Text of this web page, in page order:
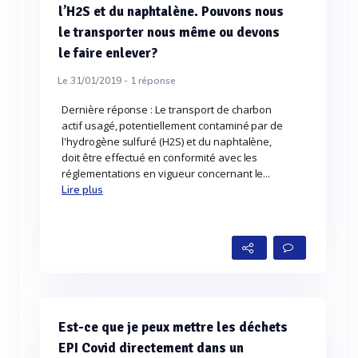
l’H2S et du naphtalène. Pouvons nous
le transporter nous même ou devons
le faire enlever?
Le 31/01/2019 - 1réponse
Dernière réponse : Le transport de charbon
actif usagé, potentiellement contaminé par de
l'hydrogène sulfuré (H2S) et du naphtalène,
doit être effectué en conformité avec les
réglementations en vigueur concernant le...
Lire plus
Est-ce que je peux mettre les déchets
EPI Covid directement dans un